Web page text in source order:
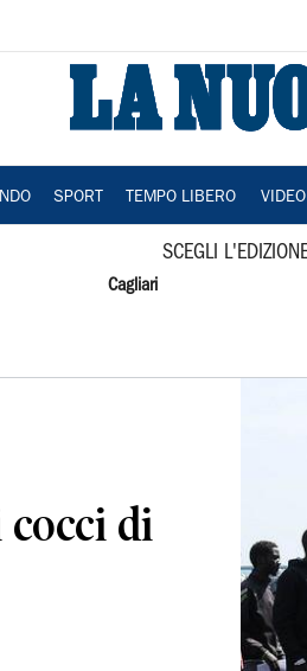
SPORT TEMPO LIBERO VIDEO
SCEGLI
Cagliari
di